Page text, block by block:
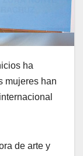
ha
mujeres han
de arte y